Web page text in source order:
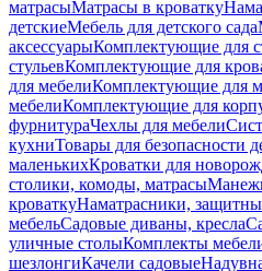
матрасыМатрасы в кроватку
детскиеМебель для детского сада
аксессуарыКомплектующие для
стульевКомплектующие для
для мебелиКомплектующие для
мебелиКомплектующие для
фурнитураЧехлы для мебели
кухниТовары для безопасности
маленькихКроватки для
столики, комоды, матрасы
кроваткуНаматрасники,
мебельСадовые диваны, кресла
уличные столыКомплекты
шезлонгиКачели садовые